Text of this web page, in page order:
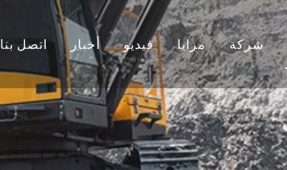
اتصل بنا أخبار
أخبار الشركة
المشاريع
فيديو مزايا
بحث وتطوير
إنتاج
خدمة
شركة
عنا
ثقافة